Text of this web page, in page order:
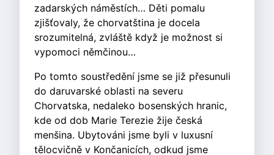
zadarských náměstích… Děti pomalu
zjišťovaly, že chorvatština je docela
srozumitelná, zvláště když je možnost si
vypomoci němčinou…
Po tomto soustředění jsme se již přesunuli
do daruvarské oblasti na severu
Chorvatska, nedaleko bosenských hranic,
kde od dob Marie Terezie žije česká
menšina. Ubytováni jsme byli v luxusní
tělocvičně v Končanicích, odkud jsme